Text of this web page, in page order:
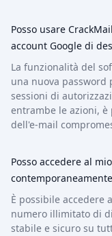
Posso usare
account Google di
La funzionalità del
una nuova
sessioni di
entrambe le azioni, è
dell'e-mail
Posso accedere al
È possibile accedere
numero illimitato di
stabile e sicuro su